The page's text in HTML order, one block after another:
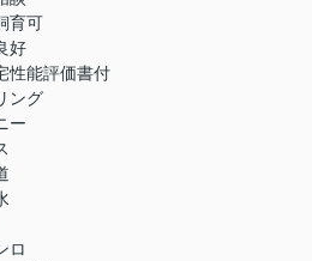
育可
好
性能評価書付
ング
ー
ロ